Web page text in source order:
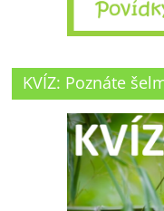
KVÍZ: Poznáte